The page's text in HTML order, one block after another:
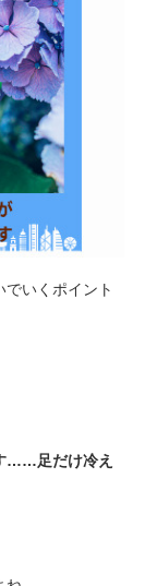
いくポイント
……足だけ冷え